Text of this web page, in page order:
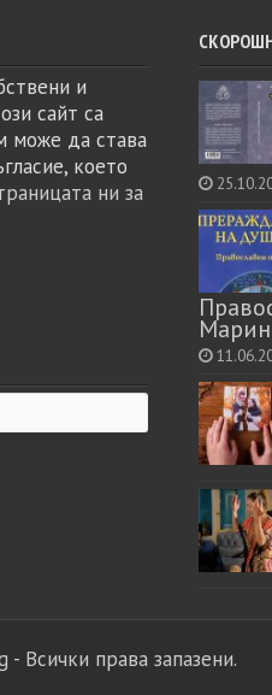
и
сайт са
може да става
което
ни за
- Всички права запазени.